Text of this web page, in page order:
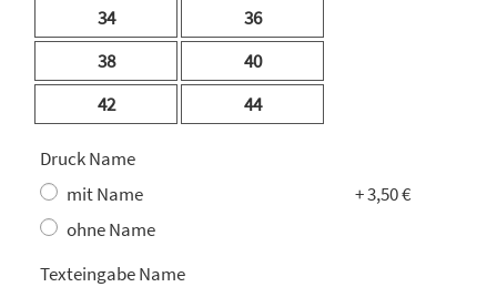
34
36
38
40
42
44
Druck Name
mit Name
+ 3,50 €
ohne Name
Texteingabe Name